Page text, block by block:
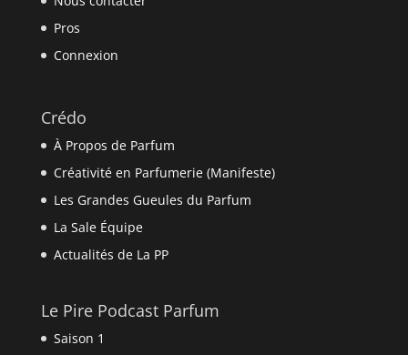
Pros
Connexion
Crédo
À Propos de Parfum
Créativité en Parfumerie (Manifeste)
Les Grandes Gueules du Parfum
La Sale Équipe
Actualités de La PP
Le Pire Podcast Parfum
Saison 1